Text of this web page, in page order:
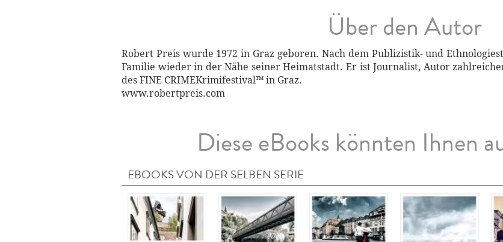
Über den Autor
Robert Preis wurde 1972 in Graz geboren. Nach dem Publizistik- und
Familie wieder in der Nähe seiner Heimatstadt. Er ist Journalist, Autor
des FINE CRIMEKrimifestival™ in Graz.
www.robertpreis.com
Diese eBooks könnten Ihnen
EBOOKS VON DER SELBEN SERIE